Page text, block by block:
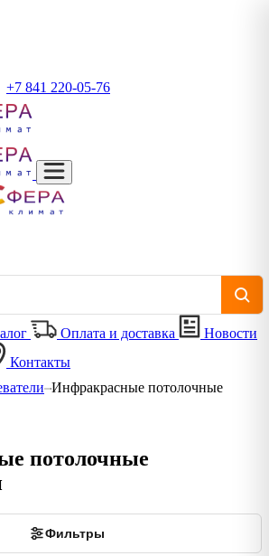
+7 841 220-05-76
Оплата и доставка
Новости
Контакты
Инфракрасные потолочные
потолочные
Фильтры